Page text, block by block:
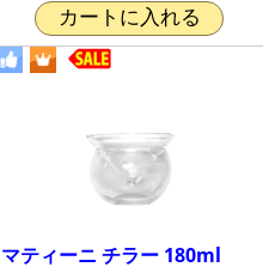
カートに入れる
マティーニ チラー 180ml